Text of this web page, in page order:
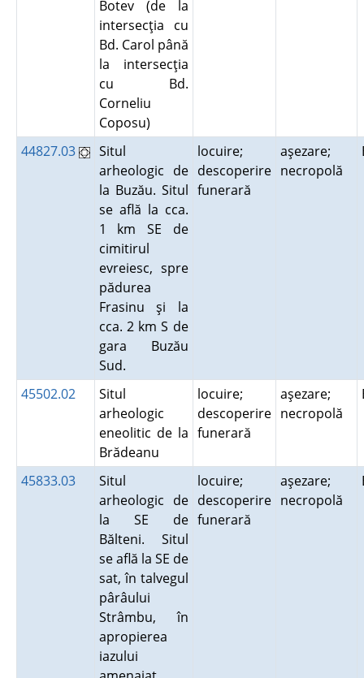
Botev (de la
intersecţia cu
Bd. Carol până
la intersecţia
cu Bd.
Corneliu
Coposu)
44827.03
Situl
arheologic de
la Buzău. Situl
se află la cca.
1 km SE de
cimitirul
evreiesc, spre
pădurea
Frasinu şi la
cca. 2 km S de
gara Buzău
Sud.
locuire;
descoperire
funerară
aşezare;
necropolă
45502.02
Situl
arheologic
eneolitic de la
Brădeanu
locuire;
descoperire
funerară
aşezare;
necropolă
45833.03
Situl
arheologic de
la SE de
Bălteni. Situl
se află la SE de
sat, în talvegul
pârâului
Strâmbu, în
apropierea
iazului
locuire;
descoperire
funerară
aşezare;
necropolă